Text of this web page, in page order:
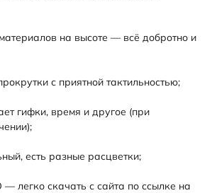
на высоте — всё добротно и
с приятной тактильностью;
гифки, время и другое (при
есть разные расцветки;
легко скачать с сайта по ссылке на